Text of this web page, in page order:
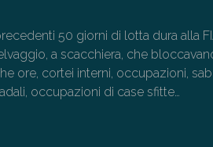
50 giorni di lotta dura alla
a scacchiera, che
ore, cortei interni, occupazioni,
occupazioni di case sfitte…